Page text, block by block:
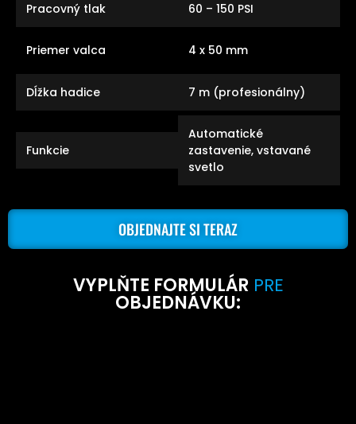
Pracovný tlak 60 – 150 PSI
Priemer valca 4 x 50 mm
Dĺžka hadice 7 m (profesionálny)
Funkcie
Automatické
zastavenie, vstavané
svetlo
OBJEDNAJTE SI TERAZ
VYPLŇTE FORMULÁR PRE
OBJEDNÁVKU: